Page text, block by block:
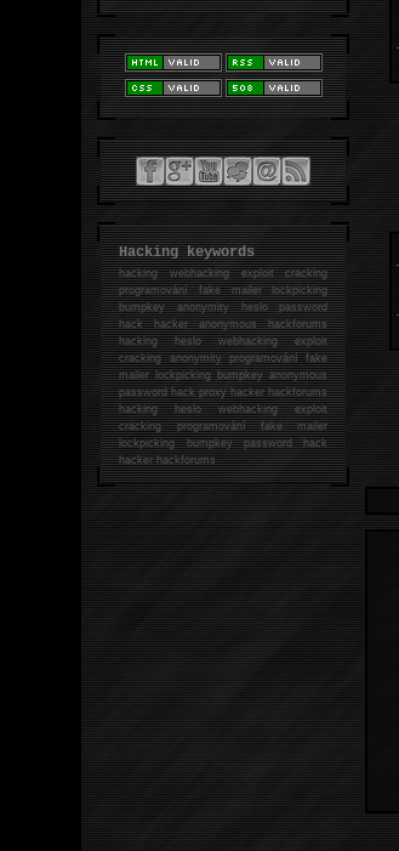
Hacking keywords
hackingwebhacking exploit cracking
programování fake mailer lockpicking
bumpkey anonymity heslo password
hackhacker anonymous hackforums
hackingheslo webhacking exploit
cracking anonymity programování fake
mailer lockpicking bumpkey anonymous
password hack proxy hacker hackforums
hacking heslo webhacking exploit
cracking programování fake mailer
lockpicking bumpkey password hack
hackerhackforums